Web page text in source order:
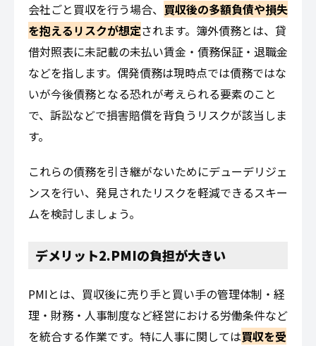
会社ごと買収を行う場合、 買収後の多額負債や損失
を抱えるリスクが想定されます。簿外債務とは、貸
借対照表に未記載の未払い賃金・債務保証・退職金
などを指します。偶発債務は現時点では債務ではな
いが今後債務となる恐れが考えられる要素のこと
で、訴訟などで損害賠償を背負うリスクが該当しま
す。
これらの債務を引き継がないためにデューデリジェ
ンスを行い、発見されたリスクを軽減できるスキー
ムを検討しましょう。
デメリット2.PMIの負担が大きい
PMIとは、買収後に売り手と買い手の管理体制・経
理・財務・人事制度など経営における労働条件など
を統合する作業です。特に人事に関しては買収を受